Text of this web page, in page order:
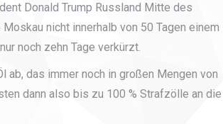
Donald Trump Russland Mitte des
nicht innerhalb von 50 Tagen einem
noch zehn Tage verkürzt.
das immer noch in großen Mengen von
dann also bis zu 100 % Strafzölle an die